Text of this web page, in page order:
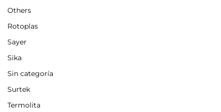
Others
Rotoplas
Sayer
Sika
Sin categoría
Surtek
Termolita